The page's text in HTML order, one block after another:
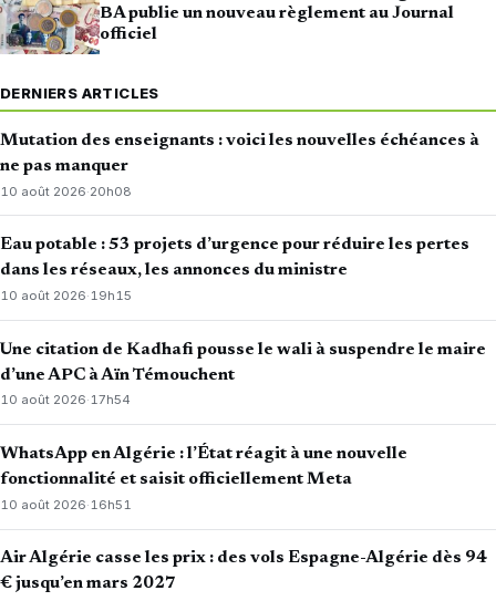
BA publie un nouveau règlement au Journal
officiel
DERNIERS ARTICLES
Mutation des enseignants : voici les nouvelles échéances à
ne pas manquer
10 août 2026·20h08
Eau potable : 53 projets d’urgence pour réduire les pertes
dans les réseaux, les annonces du ministre
10 août 2026·19h15
Une citation de Kadhafi pousse le wali à suspendre le maire
d’une APC à Aïn Témouchent
10 août 2026·17h54
WhatsApp en Algérie : l’État réagit à une nouvelle
fonctionnalité et saisit officiellement Meta
10 août 2026· 16h51
Air Algérie casse les prix : des vols Espagne-Algérie dès 94
€ jusqu’en mars 2027